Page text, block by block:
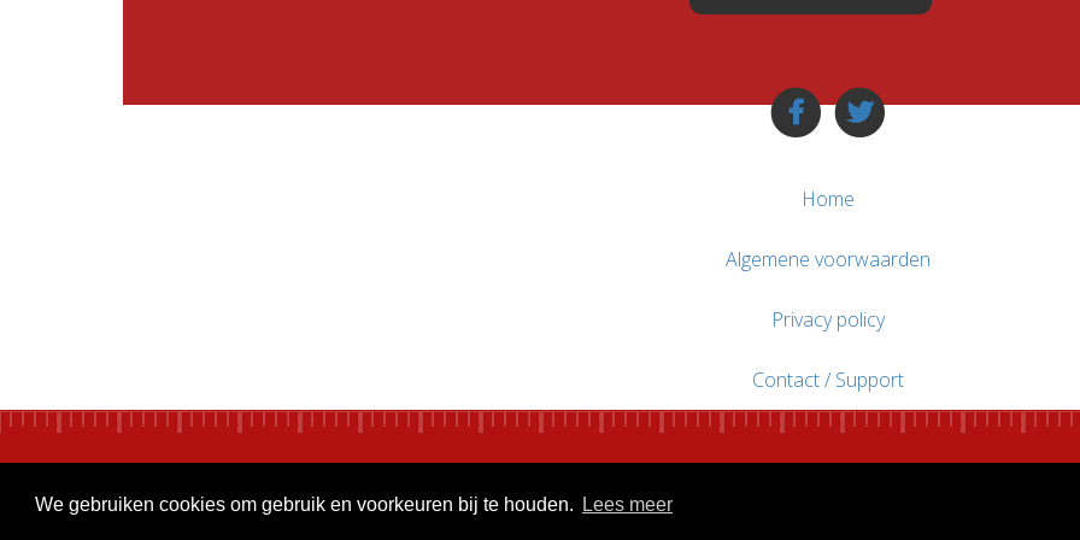
We gebruiken cookies om gebruik en voorkeuren bij te houden. Lees meer
Home
Algemene voorwaarden
Privacy policy
Contact / Support
© WebsitesTeKoop.nl 2010 - 2026